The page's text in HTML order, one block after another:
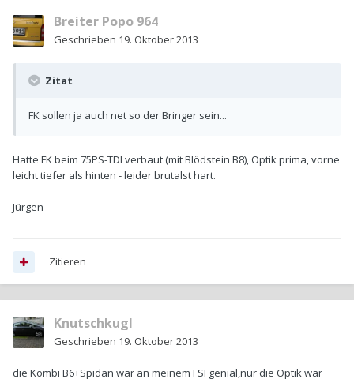
Breiter Popo 964
Geschrieben 19. Oktober 2013
Zitat
FK sollen ja auch net so der Bringer sein...
Hatte FK beim 75PS-TDI verbaut (mit Blödstein B8), Optik prima, vorne
leicht tiefer als hinten - leider brutalst hart.
Jürgen
Zitieren
Knutschkugl
Geschrieben 19. Oktober 2013
die Kombi B6+Spidan war an meinem FSI genial,nur die Optik war